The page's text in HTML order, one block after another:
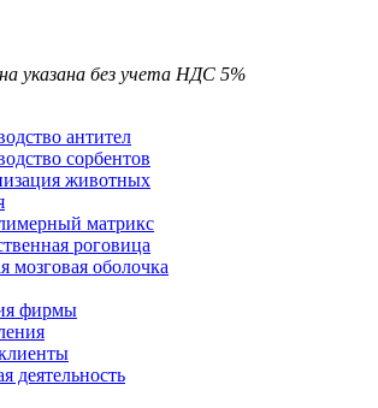
указана без учета НДС 5%
антител
сорбентов
животных
матрикс
роговица
мозговая оболочка
фирмы
деятельность